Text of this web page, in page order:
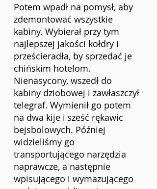
Potem wpadł na pomysł, aby
zdemontować wszystkie
kabiny. Wybierał przy tym
najlepszej jakości kołdry i
prześcieradła, by sprzedać je
chińskim hotelom.
Nienasycony, wszedł do
kabiny dziobowej i zawłaszczył
telegraf. Wymienił go potem
na dwa kije i sześć rękawic
bejsbolowych. Później
widzieliśmy go
transportującego narzędzia
naprawcze, a następnie
wpisującego i wymazującego